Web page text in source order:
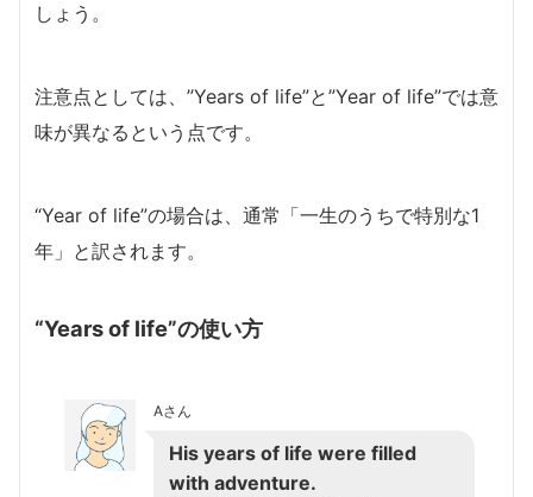
しょう。
注意点としては、”Years of life”と”Year of life”では意
味が異なるという点です。
“Year of life”の場合は、通常「一生のうちで特別な1
年」と訳されます。
“Years of life”の使い方
Aさん
His years of life were filled
with adventure.